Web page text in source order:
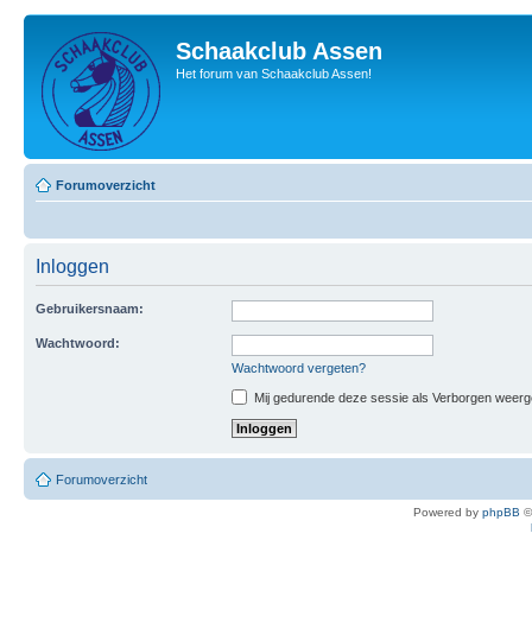
Schaakclub Assen
Het forum van Schaakclub Assen!
Forumoverzicht
Inloggen
Gebruikersnaam:
Wachtwoord:
Wachtwoord vergeten?
Mij gedurende deze sessie als Verborgen
Forumoverzicht
Powered by phpBB